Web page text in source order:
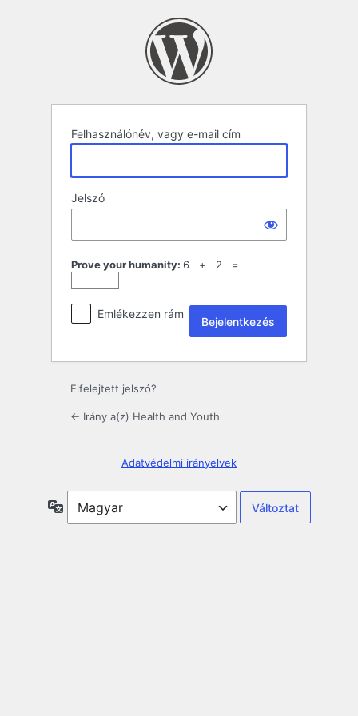
Felhasználónév, vagy e-mail cím
Jelszó
Prove your humanity: 6 + 2 =
Emlékezzen rám
Elfelejtett jelszó?
← Irány a(z) Health and Youth
Adatvédelmi irányelvek
Nyelv